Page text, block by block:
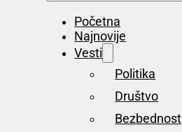
Početna
Najnovije
Vesti
Politika
Društvo
Bezbednost